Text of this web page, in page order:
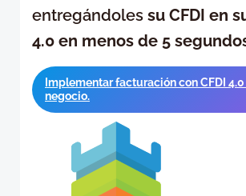
entregándoles su CFDI en
4.0 en menos de 5
Implementar facturación con CFDI 4.0
negocio.